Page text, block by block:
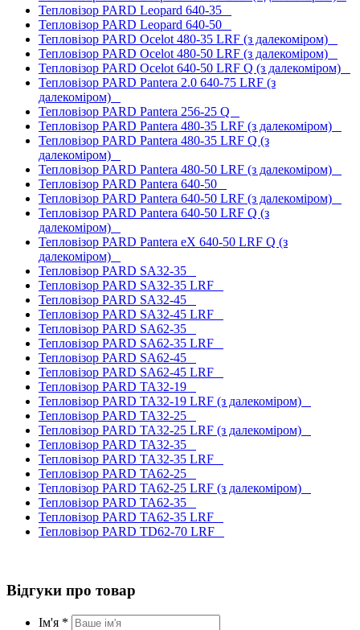
Тепловізор PARD Leopard 640-35
Тепловізор PARD Leopard 640-50
Тепловізор PARD Ocelot 480-35 LRF (з далекоміром)
Тепловізор PARD Ocelot 480-50 LRF (з далекоміром)
Тепловізор PARD Ocelot 640-50 LRF Q (з далекоміром)
Тепловізор PARD Pantera 2.0 640-75 LRF (з
далекоміром)
Тепловізор PARD Pantera 256-25 Q
Тепловізор PARD Pantera 480-35 LRF (з далекоміром)
Тепловізор PARD Pantera 480-35 LRF Q (з
далекоміром)
Тепловізор PARD Pantera 480-50 LRF (з далекоміром)
Тепловізор PARD Pantera 640-50
Тепловізор PARD Pantera 640-50 LRF (з далекоміром)
Тепловізор PARD Pantera 640-50 LRF Q (з
далекоміром)
Тепловізор PARD Pantera eX 640-50 LRF Q (з
далекоміром)
Тепловізор PARD SA32-35
Тепловізор PARD SA32-35 LRF
Тепловізор PARD SA32-45
Тепловізор PARD SA32-45 LRF
Тепловізор PARD SA62-35
Тепловізор PARD SA62-35 LRF
Тепловізор PARD SA62-45
Тепловізор PARD SA62-45 LRF
Тепловізор PARD TA32-19
Тепловізор PARD TA32-19 LRF (з далекоміром)
Тепловізор PARD TA32-25
Тепловізор PARD TA32-25 LRF (з далекоміром)
Тепловізор PARD TA32-35
Тепловізор PARD TA32-35 LRF
Тепловізор PARD TA62-25
Тепловізор PARD TA62-25 LRF (з далекоміром)
Тепловізор PARD TA62-35
Тепловізор PARD TA62-35 LRF
Тепловізор PARD TD62-70 LRF
Відгуки про товар
Ім'я *